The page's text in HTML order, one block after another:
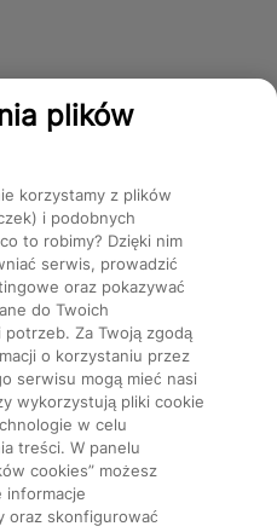
Marki CMS
cookie
plików
korzystamy z plików
i podobnych
to robimy? Dzięki nim
serwis, prowadzić
oraz pokazywać
do Twoich
potrzeb. Za Twoją zgodą
o korzystaniu przez
serwisu mogą mieć nasi
wykorzystują pliki cookie
w celu
treści. W panelu
cookies” możesz
informacje
oraz skonfigurować